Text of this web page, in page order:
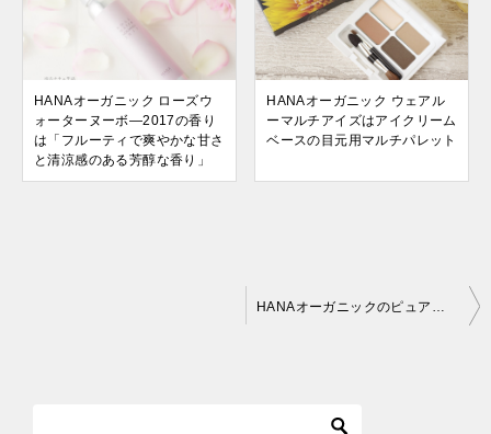
HANAオーガニック ローズウ
ォーターヌーボ―2017の香り
は「フルーティで爽やかな甘さ
と清涼感のある芳醇な香り」
HANAオーガニック ウェアル
ーマルチアイズはアイクリーム
ベースの目元用マルチパレット
HANAオーガニックのピュアリクレイは乾燥性敏感肌でも使えるクレイ配合洗顔料